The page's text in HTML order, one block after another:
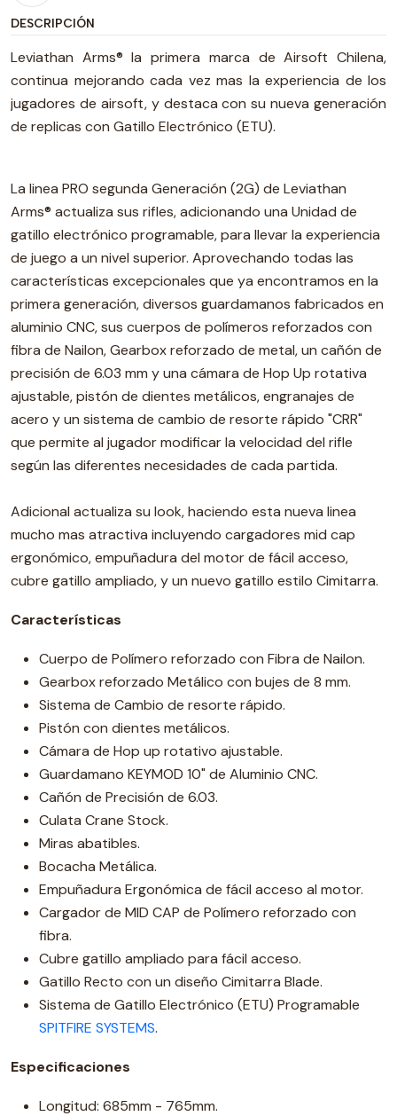
DESCRIPCIÓN
Leviathan Arms® la primera marca de Airsoft Chilena,
continua mejorando cada vez mas la experiencia de los
jugadores de airsoft, y destaca con su nueva generación
de replicas con Gatillo Electrónico (ETU).
La linea PRO segunda Generación (2G) de Leviathan
Arms® actualiza sus rifles, adicionando una Unidad de
gatillo electrónico programable, para llevar la experiencia
de juego a un nivel superior. Aprovechando todas las
características excepcionales que ya encontramos en la
primera generación, diversos guardamanos fabricados en
aluminio CNC, sus cuerpos de polímeros reforzados con
fibra de Nailon, Gearbox reforzado de metal, un cañón de
precisión de 6.03 mm y una cámara de Hop Up rotativa
ajustable, pistón de dientes metálicos, engranajes de
acero y un sistema de cambio de resorte rápido "CRR"
que permite al jugador modificar la velocidad del rifle
según las diferentes necesidades de cada partida.
Adicional actualiza su look, haciendo esta nueva linea
mucho mas atractiva incluyendo cargadores mid cap
ergonómico, empuñadura del motor de fácil acceso,
cubre gatillo ampliado, y un nuevo gatillo estilo Cimitarra.
Características
Cuerpo de Polímero reforzado con Fibra de Nailon.
Gearbox reforzado Metálico con bujes de 8 mm.
Sistema de Cambio de resorte rápido.
Pistón con dientes metálicos.
Cámara de Hop up rotativo ajustable.
Guardamano KEYMOD 10" de Aluminio CNC.
Cañón de Precisión de 6.03.
Culata Crane Stock.
Miras abatibles.
Bocacha Metálica.
Empuñadura Ergonómica de fácil acceso al motor.
Cargador de MID CAP de Polímero reforzado con
fibra.
Cubre gatillo ampliado para fácil acceso.
Gatillo Recto con un diseño Cimitarra Blade.
Sistema de Gatillo Electrónico (ETU) Programable
SPITFIRE SYSTEMS.
Especificaciones
Longitud: 685mm - 765mm.